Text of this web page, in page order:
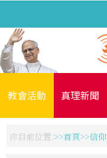
教會活動 真理新聞
你目前位置: 首頁 信仰